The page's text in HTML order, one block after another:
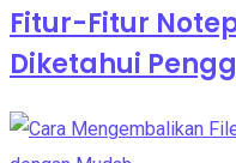
Fitur-Fitur
Diketahui